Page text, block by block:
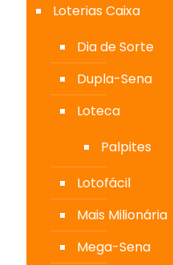
Loterias Caixa
Dia de Sorte
Dupla-Sena
Loteca
Palpites
Lotofácil
Mais Milionária
Mega-Sena